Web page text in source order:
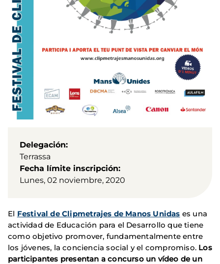
Delegación
Terrassa
Fecha límite inscripción
Lunes, 02 noviembre, 2020
El Festival de Clipmetrajes de Manos Unidas es una
actividad de Educación para el Desarrollo que tiene
como objetivo promover, fundamentalmente entre
los jóvenes, la conciencia social y el compromiso. Los
participantes presentan a concurso un vídeo de un